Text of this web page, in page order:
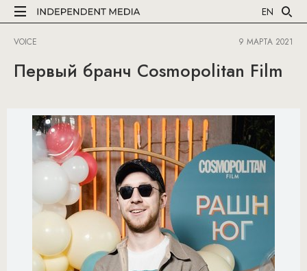
EN
VOICE 9 МАРТА 2021
Первый бранч Cosmopolitan Film